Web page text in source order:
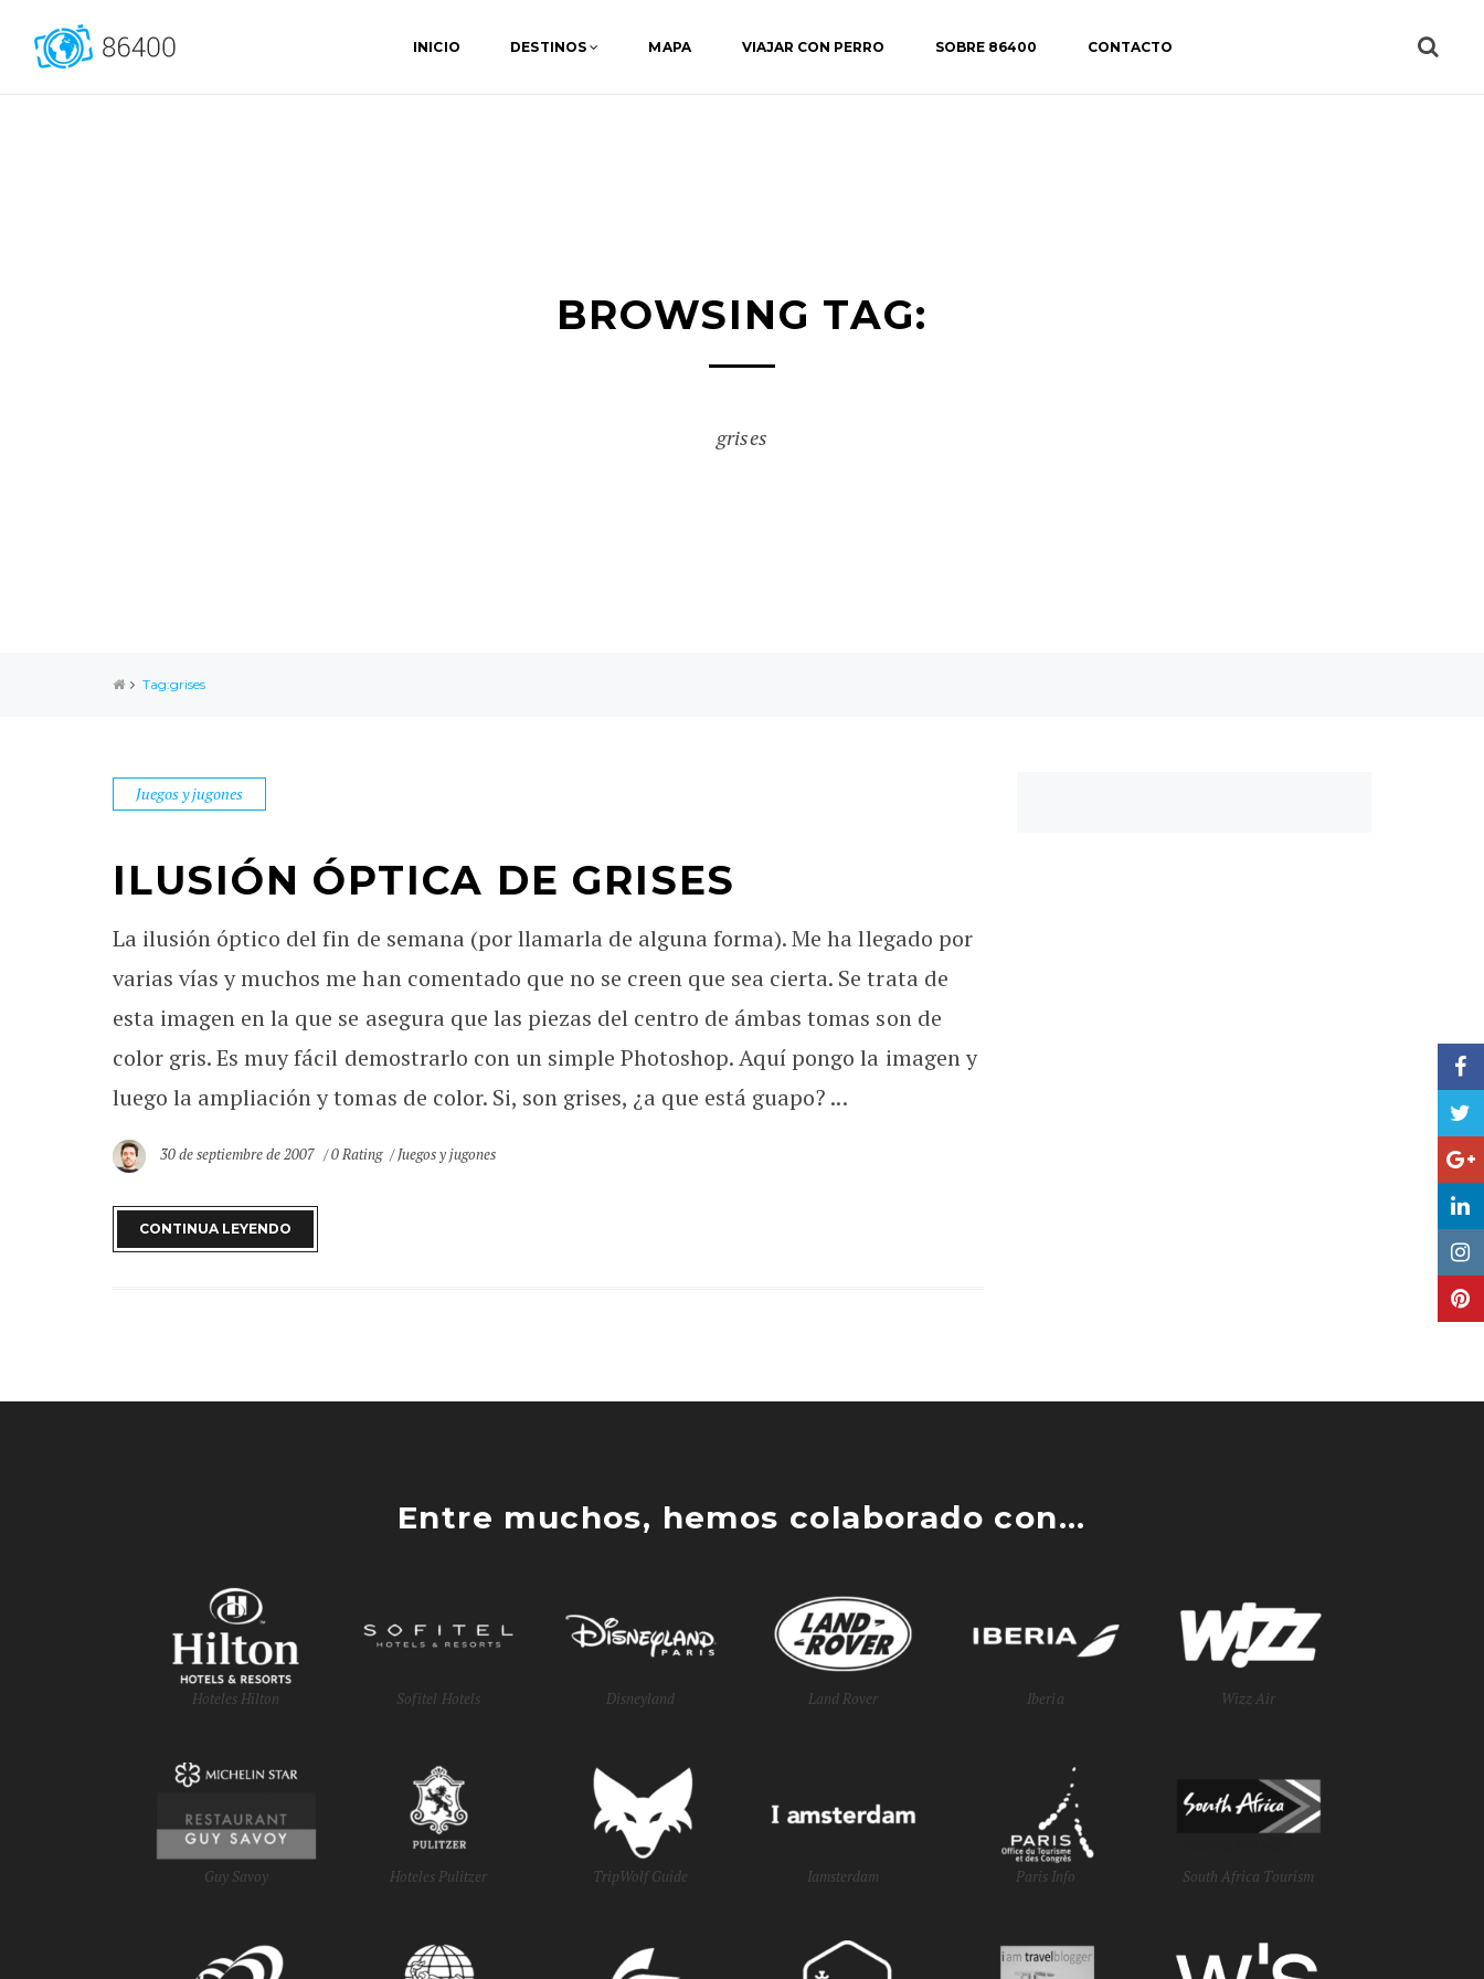
INICIO DESTINOS MAPA VIAJAR CON PERRO SOBRE 86400 CONTACTO
BROWSING TAG:
grises
Tag:grises
Juegos y jugones
ILUSIÓN ÓPTICA DE GRISES
La ilusión óptico del fin de semana (por llamarla de alguna forma). Me ha llegado por
varias vías y muchos me han comentado que no se creen que sea cierta. Se trata de
esta imagen en la que se asegura que las piezas del centro de ámbas tomas son de
color gris. Es muy fácil demostrarlo con un simple Photoshop. Aquí pongo la imagen y
luego la ampliación y tomas de color. Si, son grises, ¿a que está guapo? ...
30 de septiembre de 2007 0 Rating Juegos y jugones
CONTINUA LEYENDO
Entre muchos, hemos colaborado con...
Hoteles Hilton Sofitel Hotels Disneyland Land Rover Iberia Wizz Air
Guy Savoy Hoteles Pulitzer TripWolf Guide Iamsterdam Paris Info South Africa Tourism